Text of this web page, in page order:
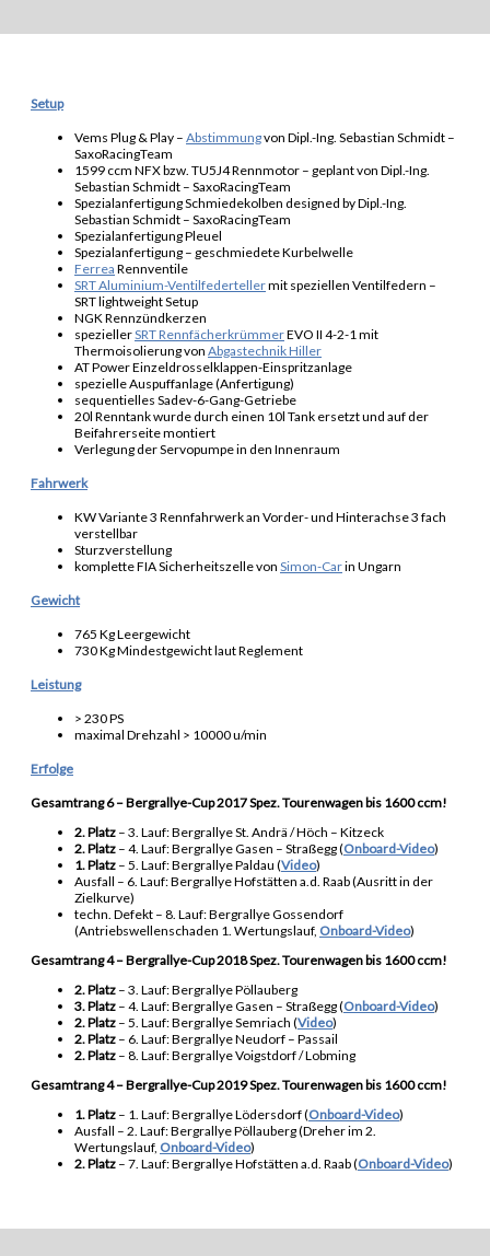
Setup
Vems Plug & Play – Abstimmungvon Dipl.-Ing. Sebastian Schmidt –
SaxoRacingTeam
1599 ccm NFX bzw. TU5J4 Rennmotor – geplant von Dipl.-Ing.
Sebastian Schmidt – SaxoRacingTeam
Spezialanfertigung Schmiedekolben designed by Dipl.-Ing.
Sebastian Schmidt – SaxoRacingTeam
Spezialanfertigung Pleuel
Spezialanfertigung – geschmiedete Kurbelwelle
Ferrea Rennventile
SRT Aluminium-Ventilfedertellermit speziellen Ventilfedern –
SRT lightweight Setup
NGK Rennzündkerzen
speziellerSRT RennfächerkrümmerEVO II 4-2-1 mit
Thermoisolierung von Abgastechnik Hiller
AT Power Einzeldrosselklappen-Einspritzanlage
spezielle Auspuffanlage (Anfertigung)
sequentielles Sadev-6-Gang-Getriebe
20l Renntank wurde durch einen 10l Tank ersetzt und auf der
Beifahrerseite montiert
Verlegung der Servopumpe in den Innenraum
Fahrwerk
KW Variante 3 Rennfahrwerk an Vorder- und Hinterachse 3 fach
verstellbar
Sturzverstellung
komplette FIA Sicherheitszelle von Simon-Carin Ungarn
Gewicht
765 Kg Leergewicht
730 Kg Mindestgewicht laut Reglement
Leistung
> 230 PS
maximal Drehzahl > 10000 u/min
Erfolge
Gesamtrang 6 – Bergrallye-Cup 2017 Spez. Tourenwagen bis 1600 ccm!
2. Platz – 3. Lauf: Bergrallye St. Andrä / Höch – Kitzeck
2. Platz – 4. Lauf: Bergrallye Gasen – Straßegg (Onboard-Video)
1. Platz – 5. Lauf: Bergrallye Paldau (Video)
Ausfall – 6. Lauf: Bergrallye Hofstätten a.d. Raab (Ausritt in der
Zielkurve)
techn. Defekt – 8. Lauf: Bergrallye Gossendorf
(Antriebswellenschaden 1. Wertungslauf, Onboard-Video)
Gesamtrang 4 – Bergrallye-Cup 2018 Spez. Tourenwagen bis 1600 ccm!
2. Platz – 3. Lauf: Bergrallye Pöllauberg
3. Platz – 4. Lauf: Bergrallye Gasen – Straßegg (Onboard-Video)
2. Platz – 5. Lauf: Bergrallye Semriach (Video)
2. Platz – 6. Lauf: Bergrallye Neudorf – Passail
2. Platz – 8. Lauf: Bergrallye Voigstdorf / Lobming
Gesamtrang 4 – Bergrallye-Cup 2019 Spez. Tourenwagen bis 1600 ccm!
1. Platz – 1. Lauf: Bergrallye Lödersdorf (Onboard-Video)
Ausfall – 2. Lauf: Bergrallye Pöllauberg (Dreher im 2.
Wertungslauf, Onboard-Video)
2. Platz – 7. Lauf: Bergrallye Hofstätten a.d. Raab (Onboard-Video)